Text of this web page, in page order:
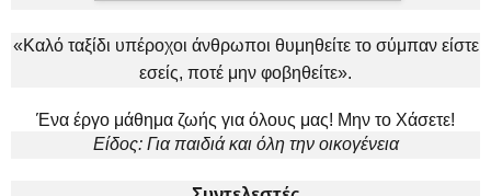
«Καλό ταξίδι υπέροχοι άνθρωποι θυμηθείτε το σύμπαν είστε
εσείς, ποτέ μην φοβηθείτε».
Ένα έργο μάθημα ζωής για όλους μας! Μην το Χάσετε!
Είδος: Για παιδιά και όλη την οικογένεια